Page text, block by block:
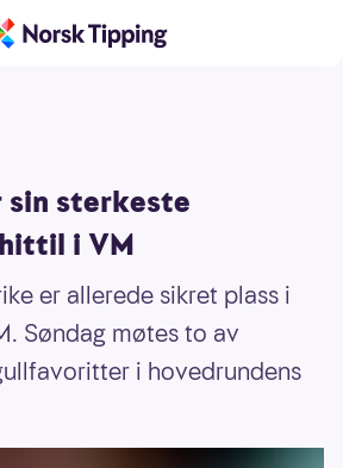
sin sterkeste
i VM
er allerede sikret plass i
Søndag møtes to av
i hovedrundens